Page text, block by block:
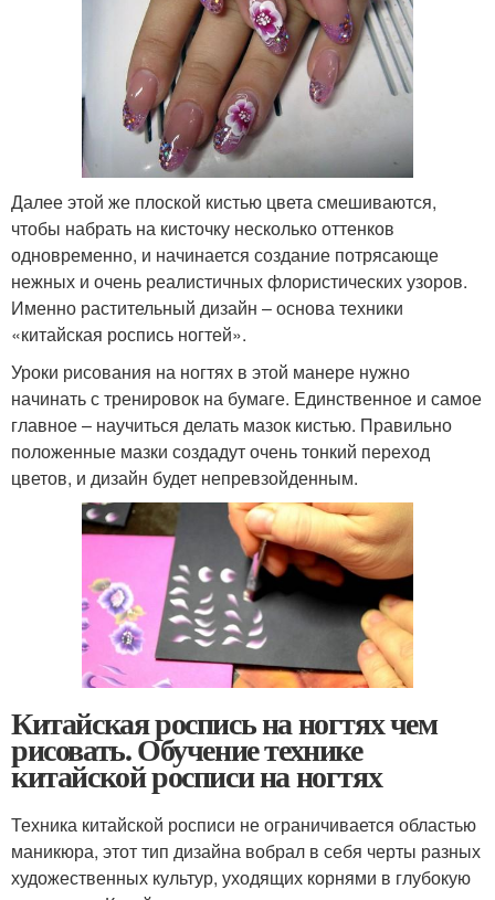
Далее этой же плоской кистью цвета смешиваются,
чтобы набрать на кисточку несколько оттенков
одновременно, и начинается создание потрясающе
нежных и очень реалистичных флористических узоров.
Именно растительный дизайн – основа техники
«китайская роспись ногтей».
Уроки рисования на ногтях в этой манере нужно
начинать с тренировок на бумаге. Единственное и самое
главное – научиться делать мазок кистью. Правильно
положенные мазки создадут очень тонкий переход
цветов, и дизайн будет непревзойденным.
Китайская роспись на ногтях чем
рисовать. Обучение технике
китайской росписи на ногтях
Техника китайской росписи не ограничивается областью
маникюра, этот тип дизайна вобрал в себя черты разных
художественных культур, уходящих корнями в глубокую